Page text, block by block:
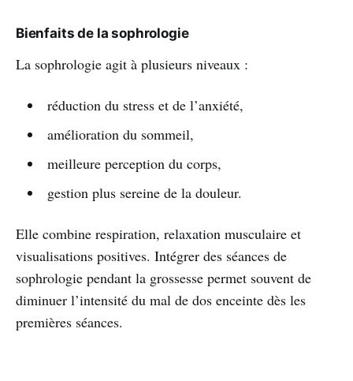
Bienfaits de la sophrologie
La sophrologie agit à plusieurs niveaux :
réduction du stress et de l’anxiété,
amélioration du sommeil,
meilleure perception du corps,
gestion plus sereine de la douleur.
Elle combine respiration, relaxation musculaire et
visualisations positives. Intégrer des séances de
sophrologie pendant la grossesse permet souvent de
diminuer l’intensité du mal de dos enceinte dès les
premières séances.